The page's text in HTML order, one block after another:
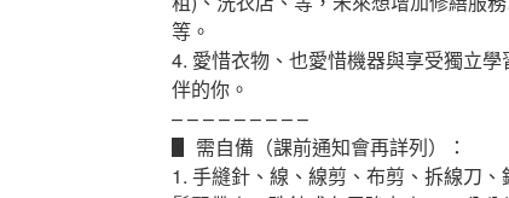
等。
4. 愛惜衣物、也愛惜機器與享受獨立學
伴的你。
– – – – – – – – –
▋ 需自備（課前通知會再詳列）：
1. 手縫針、線、線剪、布剪、拆線刀、